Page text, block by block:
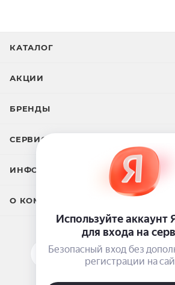
КАТАЛОГ
АКЦИИ
БРЕНДЫ
СЕРВИС И ПОДДЕРЖКА
ИНФОРМАЦИЯ
О КОМПАНИИ
ПОДПИСАТЬСЯ НА РАССЫЛКУ